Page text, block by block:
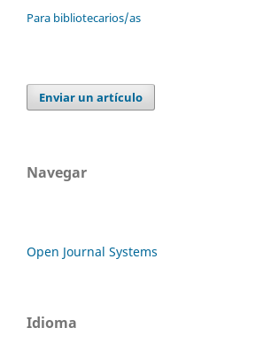
Para bibliotecarios/as
Enviar un artículo
Navegar
Open Journal Systems
Idioma